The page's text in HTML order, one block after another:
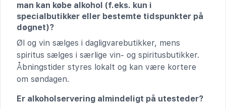
man kan købe alkohol (f.eks. kun i
specialbutikker eller bestemte tidspunkter på
døgnet)?
Øl og vin sælges i dagligvarebutikker, mens
spiritus sælges i særlige vin- og spiritusbutikker.
Åbningstider styres lokalt og kan være kortere
om søndagen.
Er alkoholservering almindeligt på utesteder?